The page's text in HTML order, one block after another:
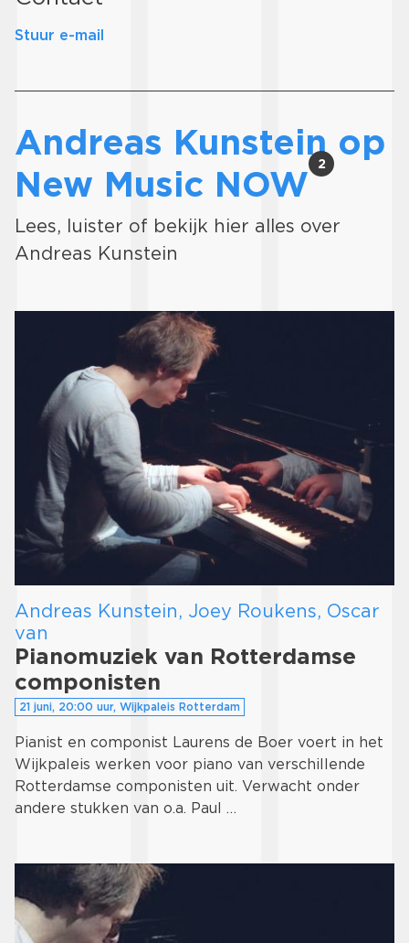
Stuur e-mail
Andreas Kunstein op
New Music NOW2
Lees, luister of bekijk hier alles over
Andreas Kunstein
Andreas Kunstein, Joey Roukens, Oscar
van
Pianomuziek van Rotterdamse
componisten
21 juni, 20:00 uur, Wijkpaleis Rotterdam
Pianist en componist Laurens de Boer voert in het
Wijkpaleis werken voor piano van verschillende
Rotterdamse componisten uit. Verwacht onder
andere stukken van o.a. Paul …